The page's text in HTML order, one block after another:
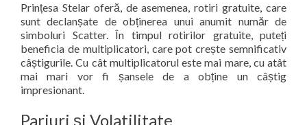
Prințesa Stelar oferă, de asemenea, rotiri gratuite, care
sunt declanșate de obținerea unui anumit număr de
simboluri Scatter. În timpul rotirilor gratuite, puteți
beneficia de multiplicatori, care pot crește semnificativ
câștigurile. Cu cât multiplicatorul este mai mare, cu atât
mai mari vor fi șansele de a obține un câștig
impresionant.
Pariuri și Volatilitate